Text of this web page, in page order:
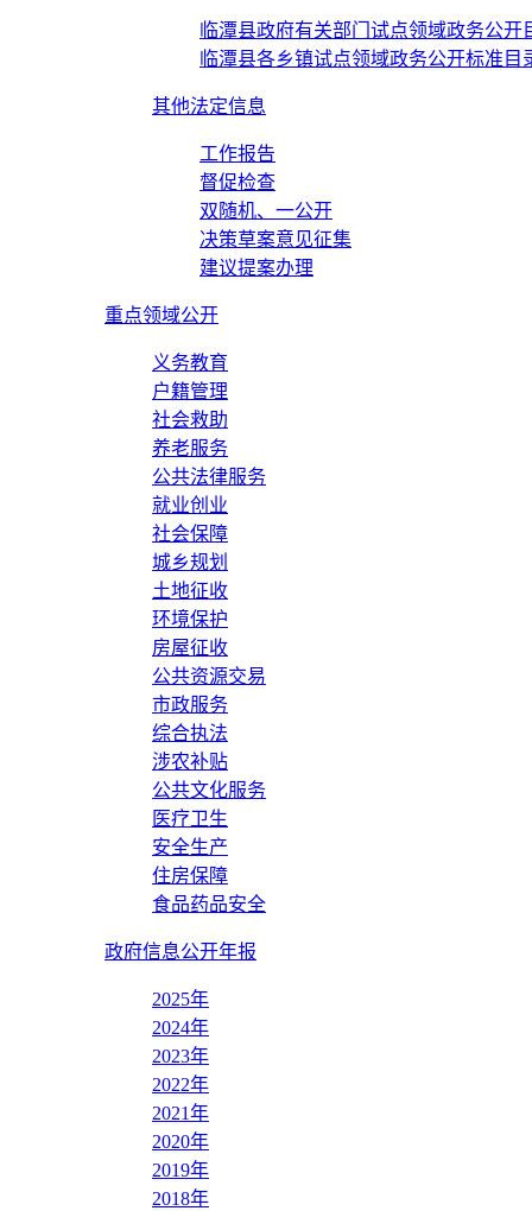
临潭县政府有关部门试点领域政务公开
临潭县各乡镇试点领域政务公开标准目
其他法定信息
工作报告
督促检查
双随机、一公开
决策草案意见征集
建议提案办理
重点领域公开
义务教育
户籍管理
社会救助
养老服务
公共法律服务
就业创业
社会保障
城乡规划
土地征收
环境保护
房屋征收
公共资源交易
市政服务
综合执法
涉农补贴
公共文化服务
医疗卫生
安全生产
住房保障
食品药品安全
政府信息公开年报
2025年
2024年
2023年
2022年
2021年
2020年
2019年
2018年